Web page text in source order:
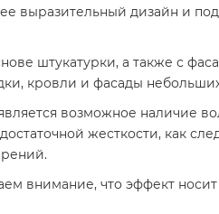
выразительный дизайн и
штукатурки, а также с
кровли и фасады
возможное наличие
жесткости, как
внимание, что эффект носит